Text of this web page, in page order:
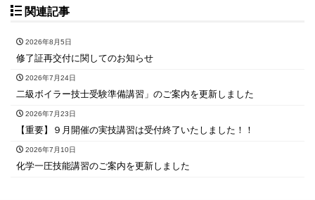
関連記事
2026年8月5日
修了証再交付に関してのお知らせ
2026年7月24日
二級ボイラー技士受験準備講習」のご案内を更新しました
2026年7月23日
【重要】９月開催の実技講習は受付終了いたしました！！
2026年7月10日
化学一圧技能講習のご案内を更新しました